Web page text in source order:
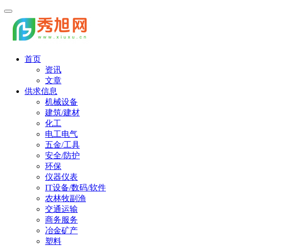
首页
资讯
文章
供求信息
机械设备
建筑/建材
化工
电工电气
五金/工具
安全/防护
环保
仪器仪表
IT设备/数码/软件
农林牧副渔
交通运输
商务服务
冶金矿产
塑料